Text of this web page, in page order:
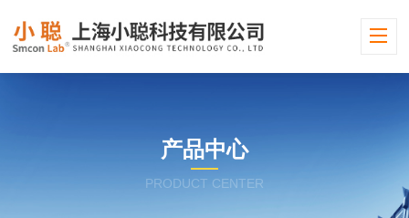
产品中心
PRODUCT CENTER